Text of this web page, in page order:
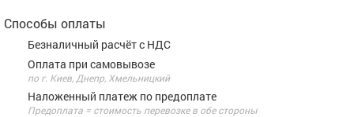
Способы оплаты
Безналичный расчёт с НДС
Оплата при самовывозе
по г. Киев, Днепр, Хмельницкий
Наложенный платеж по предоплате
Предоплата = стоимость перевозке в обе стороны